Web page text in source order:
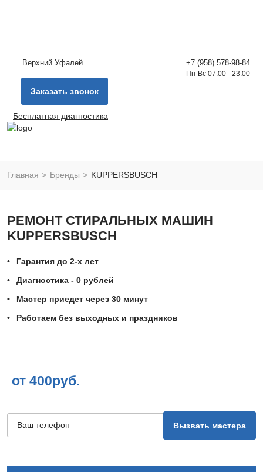
Верхний Уфалей +7 (958) 578-98-84
Пн-Вс 07:00 - 23:00
Заказать звонок
Бесплатная диагностика
Главная Бренды KUPPERSBUSCH
РЕМОНТ СТИРАЛЬНЫХ МАШИН
KUPPERSBUSCH
Гарантия до 2-х лет
Диагностика - 0 рублей
Мастер приедет через 30 минут
Работаем без выходных и праздников
от 400руб.